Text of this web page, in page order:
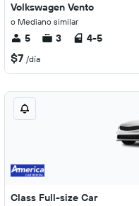
Volkswagen Vento
o Mediano similar
5 3 4-5
$7 /día
Class Full-size Car